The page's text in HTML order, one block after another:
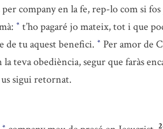
company en la fe, rep-lo com si
* t’ho pagaré jo mateix, tot i que
de tu aquest benefici. * Per amor de
teva obediència, segur que faràs
sigui retornat.